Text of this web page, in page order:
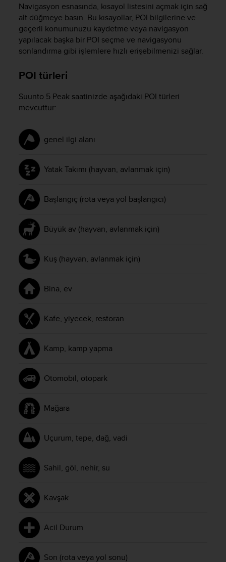
Navigasyon esnasında, kısayol listesini açmak için sağ
alt düğmeye basın. Bu kısayollar, POI bilgilerine ve
geçerli konumunuzu kaydetme veya navigasyon
yapılacak başka bir POI seçme ve navigasyonu
sonlandırma gibi işlemlere hızlı erişebilmenizi sağlar.
POI türleri
Suunto 5 Peak saatinizde aşağıdaki POI türleri
mevcuttur:
genel ilgi alanı
Yatak Takımı (hayvan, avlanmak için)
Başlangıç (rota veya yol başlangıcı)
Büyük av (hayvan, avlanmak için)
Kuş (hayvan, avlanmak için)
Bina, ev
Kafe, yiyecek, restoran
Kamp, kamp yapma
Otomobil, otopark
Mağara
Uçurum, tepe, dağ, vadi
Sahil, göl, nehir, su
Kavşak
Acil Durum
Son (rota veya yol sonu)